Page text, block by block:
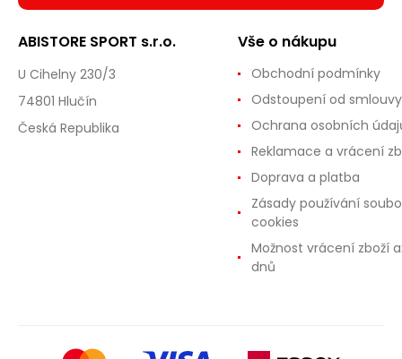
ABISTORE SPORT s.r.o.
U Cihelny 230/3
74801 Hlučín
Česká Republika
Vše o nákupu
Obchodní podmínky
Odstoupení od smlouvy
Ochrana osobních
Reklamace a vrácení
Doprava a platba
Zásady používání
cookies
Možnost vrácení zboží
dnů